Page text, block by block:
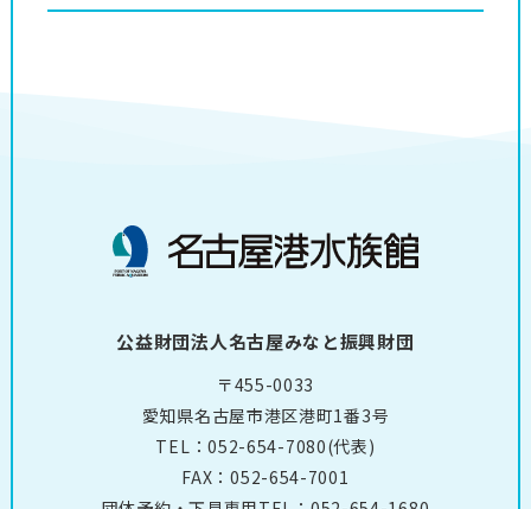
公益財団法人名古屋みなと振興財団
〒455-0033
愛知県名古屋市港区港町1番3号
TEL：052-654-7080(代表)
FAX：052-654-7001